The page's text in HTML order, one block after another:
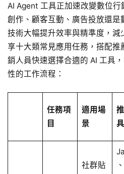
AI Agent 工具正加速改變數位
創作、顧客互動、廣告投放還
技術大幅提升效率與精準度，
享十大類常見應用任務，搭配
銷人員快速選擇合適的 AI 工具
性的工作流程：
任務項
目
適用場
景
具
社群貼
、